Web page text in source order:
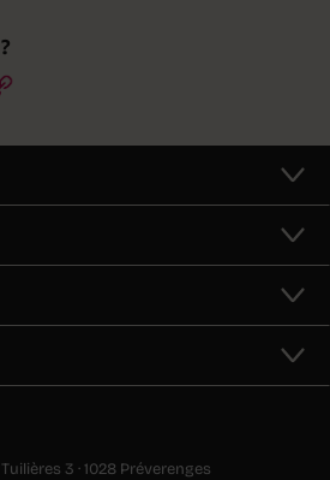
3 · 1028 Préverenges